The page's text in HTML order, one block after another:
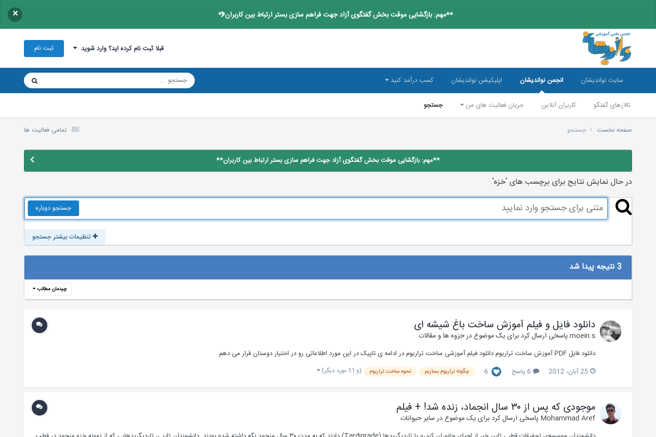
**مهم: بازگشایی موقت بخش گفتگوی آزاد جهت فراهم سازی بستر ارتباط بین کاربران** ×
قبلا ثبت نام کرده اید؟ وارد شوید ثبت نام
سایت نواندیشان انجمن نواندیشان
تالارهای گفتگو کاربران آنلاین جریان فعالیت های من جستجو
اپلیکیشن نواندیشان کسب درآمد کنید
تمامی فعالیت ها صفحه نخست جستجو
**مهم: بازگشایی موقت بخش گفتگوی آزاد جهت فراهم سازی بستر ارتباط بین کاربران**
در حال نمایش نتایج برای برچسب های 'خزه'.
جستجو دوباره
تنظیمات بیشتر جستجو
3 نتیجه پیدا شد
چیدمان مطالب
دانلود فایل و فیلم آموزش ساخت باغ شیشه ای
moein.sپاسخی ارسال کرد برای یک موضوع درجزوه ها و مقالات
دانلود فایل PDF آموزش ساخت تراریوم دانلود فیلم آموزشی ساخت تراریوم در ادامه ی تاپیک در این مورد اطلاعاتی رو در اختیار دوستان قرار می دهم
25 آبان، 2012
6 پاسخ 6 چگونه تراریوم بسازیم نحوه ساخت تراریوم (و 11 مورد دیگر)
موجودی که پس از ۳۰ سال انجماد، زنده شد! + فیلم
Mohammad Aref پاسخی ارسال کرد برای یک موضوع درسایر حیوانات